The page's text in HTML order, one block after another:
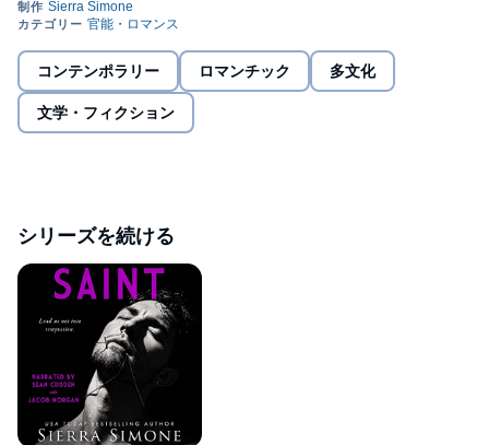
コンテンポラリー ロマンチック 多文化
文学・フィクション
シリーズを続ける